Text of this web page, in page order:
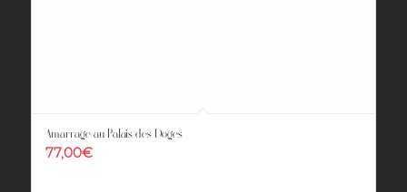
Amarrage au Palais des Doges
77,00€